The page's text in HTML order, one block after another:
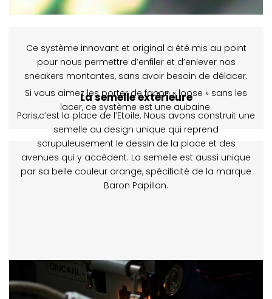
Ce système innovant et original a été mis au point
pour nous permettre d’enfiler et d’enlever nos
sneakers montantes, sans avoir besoin de délacer.
Si vous aimez les porter de façon « loose » sans les
lacer, ce système est une aubaine.
La semelle extérieure
Paris,c’est la place de l’Etoile. Nous avons construit une
semelle au design unique qui reprend
scrupuleusement le dessin de la place et des
avenues qui y accèdent. La semelle est aussi unique
par sa belle couleur orange, spécificité de la marque
Baron Papillon.